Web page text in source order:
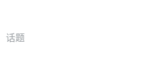
话题